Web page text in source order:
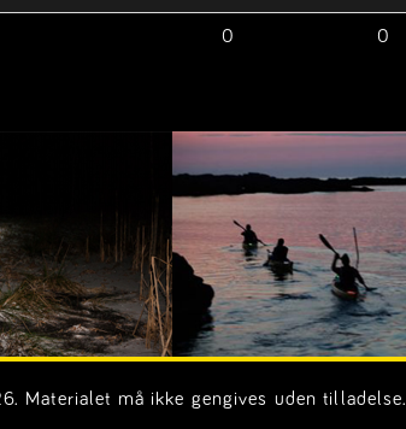
0 0
Materialet må ikke gengives uden tilladelse.